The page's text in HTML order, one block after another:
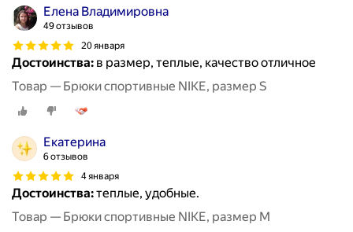
Елена Владимировна
49 отзывов
20 января
Достоинства: в размер, теплые, качество отличное
Товар — Брюки спортивные NIKE, размер S
Екатерина
6 отзывов
4 января
Достоинства:теплые, удобные.
Товар — Брюки спортивные NIKE, размер M